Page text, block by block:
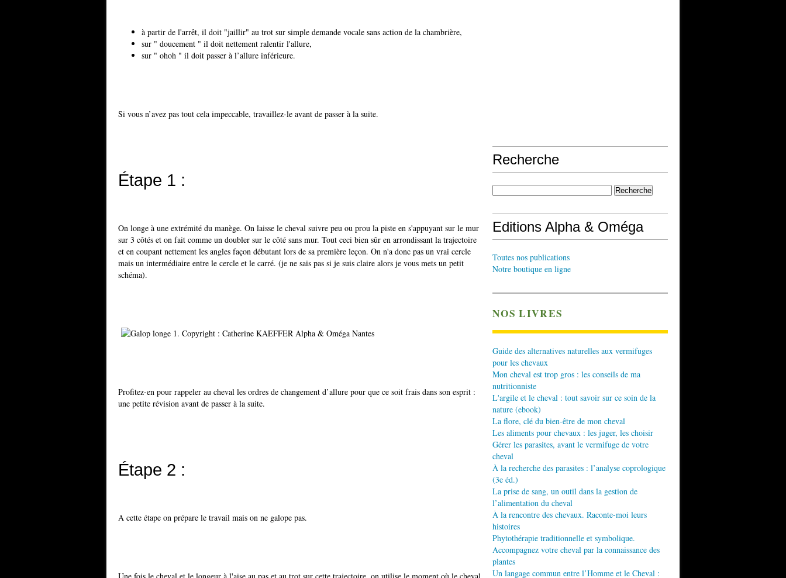
à partir de l'arrêt, il doit "jaillir" au trot sur simple demande vocale sans action de la chambrière,
sur " doucement " il doit nettement ralentir l'allure,
sur " ohoh " il doit passer à l’allure inférieure.
Si vous n’avez pas tout cela impeccable, travaillez-le avant de passer à la suite.
Étape 1 :
On longe à une extrémité du manège. On laisse le cheval suivre peu ou prou la piste en s'appuyant sur le mur
sur 3 côtés et on fait comme un doubler sur le côté sans mur. Tout ceci bien sûr en arrondissant la trajectoire
et en coupant nettement les angles façon débutant lors de sa première leçon. On n'a donc pas un vrai cercle
mais un intermédiaire entre le cercle et le carré. (je ne sais pas si je suis claire alors je vous mets un petit
schéma).
Profitez-en pour rappeler au cheval les ordres de changement d’allure pour que ce soit frais dans son esprit :
une petite révision avant de passer à la suite.
Étape 2 :
A cette étape on prépare le travail mais on ne galope pas.
Recherche
Editions Alpha & Oméga
Toutes nos publications
Notre boutique en ligne
NOS LIVRES
Guide des alternatives naturelles aux vermifuges
pour les chevaux
Mon cheval est trop gros : les conseils de ma
nutritionniste
L'argile et le cheval : tout savoir sur ce soin de la
nature (ebook)
La flore, clé du bien-être de mon cheval
Les aliments pour chevaux : les juger, les choisir
Gérer les parasites, avant le vermifuge de votre
cheval
À la recherche des parasites : l’analyse coprologique
(3e éd.)
La prise de sang, un outil dans la gestion de
l’alimentation du cheval
À la rencontre des chevaux. Raconte-moi leurs
histoires
Phytothérapie traditionnelle et symbolique.
Accompagnez votre cheval par la connaissance des
plantes
Un langage commun entre l’Homme et le Cheval :